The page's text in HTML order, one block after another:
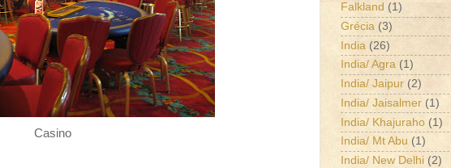
Casino
Falkland (1)
Grécia (3)
India (26)
India/ Agra (1)
India/ Jaipur (2)
India/ Jaisalmer (1)
India/ Khajuraho (1)
India/ Mt Abu (1)
India/ New Delhi (2)